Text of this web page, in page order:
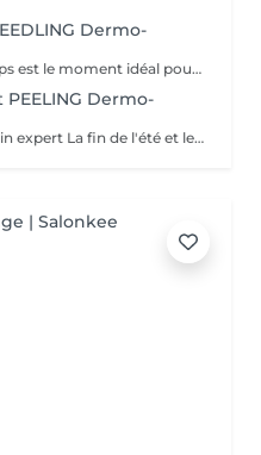
Dermo-
Nouveau soin expert Le printemps est le moment idéal pour réveiller votre peau ! Avec le temps, le collagène diminue, le teint perd de son éclat et des taches pigmentaires peuvent apparaître. Pour y remédier, découvrez notre Nouveau Soin Microneedling & Peeling Dermo-Esthétique, réalisé avec les produits experts du laboratoire Célestetic, notre nouveau partenaire professionnel. Les bénéfices : Stimule naturellement collagène et élastine Raffermit et densifie la peau Atténue les taches pigmentaires Affine le grain de peau Ravive l'éclat du teint Protocole cabine 60 minutes 1. Diagnostic personnalisé 2. Peeling concentré aux acides de fruits Célestetic 3. Microneedling + infusion d'un sérum ciblé aux actifs hautement dosés(anti-taches / anti-âge / éclat) 4.Masque apaisant et réparateur 5. Protection et conseils post-soin Tarifs Soin 60 min : 145 € Cure 4 soins (tous les 21 jours) : 560 € Cure 6 soins (tous les 21 jours) : 840€ Le printemps est la saison idéale pour relancer votre peau avant l'été Les places sont limitées pour un suivi personnalisé. Pour réserver ou faire un diagnostic peau, contactez-nous dès aujourd'hui #Microneedling #Peeling #Célestetic #NaturelBeautéByMélanie #PeauRaffermie #Éclat #AntiTaches #BienVieillir
PEELING Dermo-
Édition de la rentrée Nouveau soin expert La fin de l'été et le début de l'automne sont les moments idéaux pour réveiller votre peau ! Avec le temps, le collagène diminue, le teint perd de son éclat et des taches pigmentaires peuvent apparaître. Pour y remédier, découvrez notre Nouveau Soin Microneedling & Peeling Dermo-Esthétique, réalisé avec les produits experts du laboratoire Célestetic, notre nouveau partenaire professionnel. Les bénéfices : Stimule naturellement collagène et élastine Raffermit et densifie la peau Atténue les taches pigmentaires Affine le grain de peau Ravive l'éclat du teint Protocole cabine 60 minutes 1. Diagnostic personnalisé 2. Peeling concentré aux acides de fruits Célestetic 3. Microneedling + infusion d'un sérum ciblé aux actifs hautement dosés(anti-taches / anti-âge / éclat) 4.Masque LED apaisant 5. Protection et conseils post-soin Tarifs Soin 60 min : 145 € Cure 4 soins (tous les 21 jours) : 560 € Les places sont limitées pour un suivi personnalisé. Pour réserver ou faire un diagnostic peau, contactez-nous dès aujourd'hui